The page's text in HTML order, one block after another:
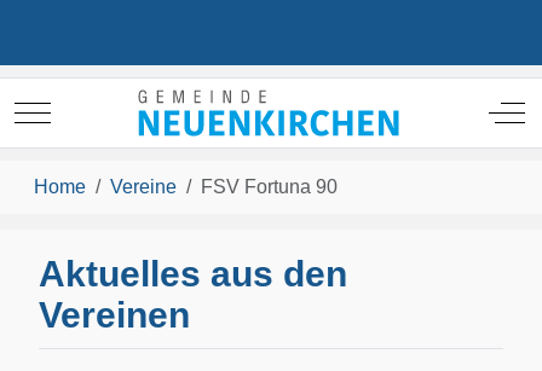
Mobile Menu Toggle Off-
Home Vereine FSV Fortuna 90
Aktuelles aus den
Vereinen